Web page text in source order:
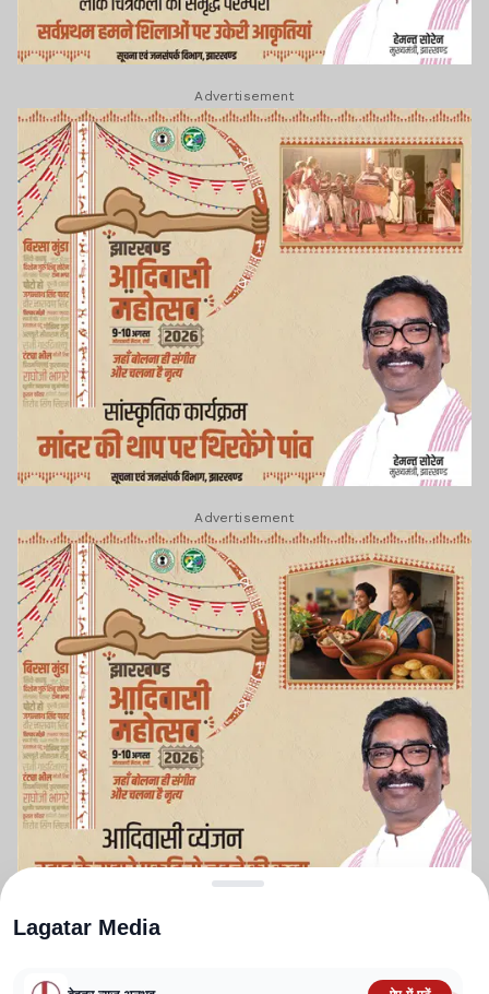
Advertisement
Advertisement
Lagatar Media